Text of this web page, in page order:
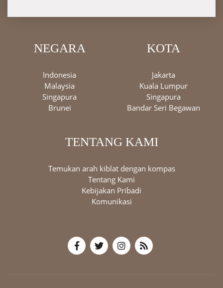
NEGARA
Indonesia
Malaysia
Singapura
Brunei
KOTA
Jakarta
Kuala Lumpur
Singapura
Bandar Seri Begawan
TENTANG KAMI
Temukan arah kiblat dengan kompas
Tentang Kami
Kebijakan Pribadi
Komunikasi